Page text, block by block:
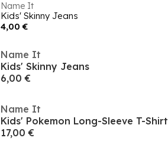
Name It
Kids' Skinny Jeans
4,00 €
Name It
Kids' Skinny Jeans
6,00 €
Name It
Kids' Pokemon Long-Sleeve T-Shirt
17,00 €